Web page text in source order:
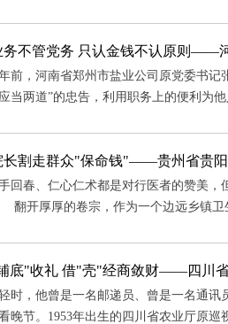
务不管党务 只认金钱不认原则——
，河南省郑州市盐业公司原党委书记
当两道”的忠告，利用职务上的便利为
长割走群众"保命钱"——贵州省贵
春、仁心仁术都是对行医者的赞美，但
开厚厚的卷宗，作为一个边远乡镇卫
底"收礼 借"壳"经商敛财——四川
，他曾是一名邮递员、曾是一名通
晚节。1953年出生的四川省农业厅原巡